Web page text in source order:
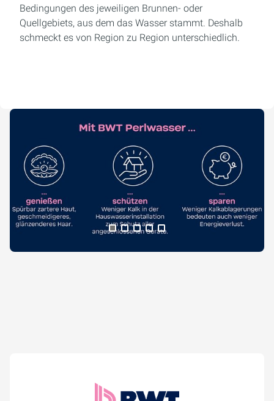
Bedingungen des jeweiligen Brunnen- oder
Quellgebiets, aus dem das Wasser stammt. Deshalb
schmeckt es von Region zu Region unterschiedlich.